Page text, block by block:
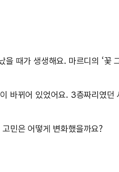
을 때가 생생해요. 마르디의 ‘
바뀌어 있었어요. 3층짜리였
민은 어떻게 변화했을까요?